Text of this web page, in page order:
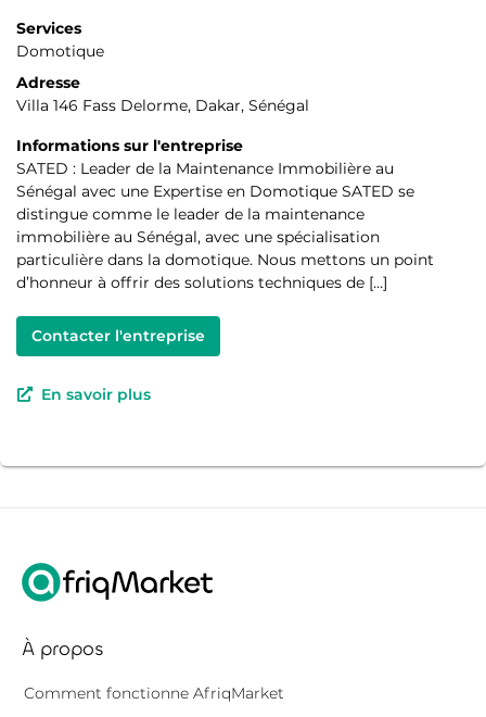
Services
Domotique
Adresse
Villa 146 Fass Delorme, Dakar, Sénégal
Informations sur l'entreprise
SATED : Leader de la Maintenance Immobilière au
Sénégal avec une Expertise en Domotique SATED se
distingue comme le leader de la maintenance
immobilière au Sénégal, avec une spécialisation
particulière dans la domotique. Nous mettons un point
d’honneur à offrir des solutions techniques de […]
Contacter l'entreprise
En savoir plus
À propos
Comment fonctionne AfriqMarket